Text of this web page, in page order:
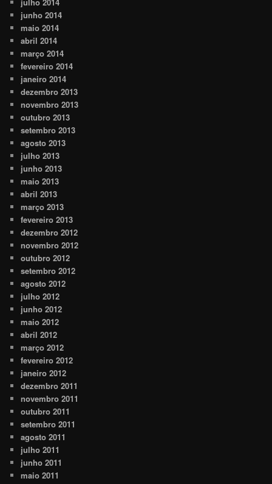
junho 2014
maio 2014
abril 2014
março 2014
fevereiro 2014
janeiro 2014
dezembro 2013
novembro 2013
outubro 2013
setembro 2013
agosto 2013
julho 2013
junho 2013
maio 2013
abril 2013
março 2013
fevereiro 2013
dezembro 2012
novembro 2012
outubro 2012
setembro 2012
agosto 2012
julho 2012
junho 2012
maio 2012
abril 2012
março 2012
fevereiro 2012
janeiro 2012
dezembro 2011
novembro 2011
outubro 2011
setembro 2011
agosto 2011
julho 2011
junho 2011
maio 2011